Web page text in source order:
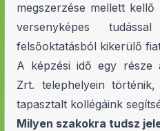
megszerzése mellett
versenyképes
felsőoktatásból kikerülő
A képzési idő egy része
Zrt. telephelyein
tapasztalt kollégáink
Milyen szakokra tudsz